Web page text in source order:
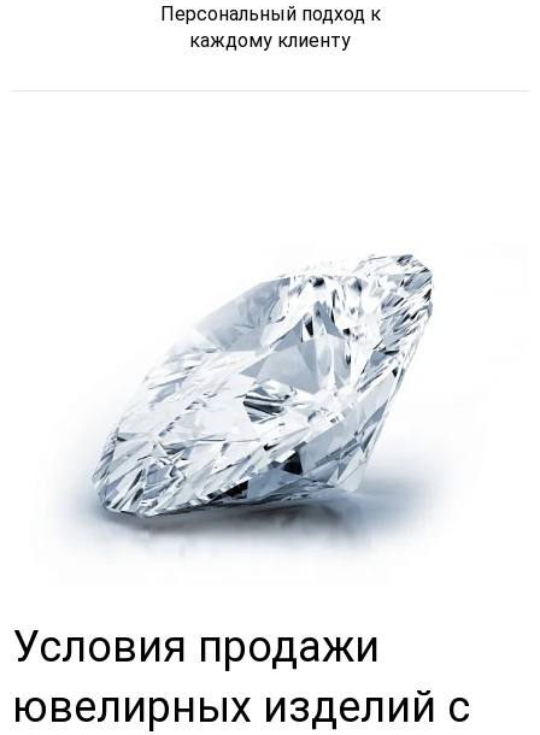
Персональный подход к
каждому клиенту
Условия продажи
ювелирных изделий с